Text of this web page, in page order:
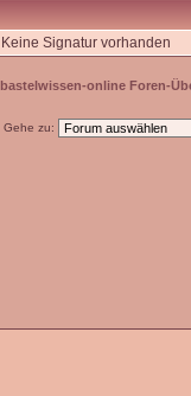
Keine Signatur vorhanden
bastelwissen-online Foren-
Gehe zu: